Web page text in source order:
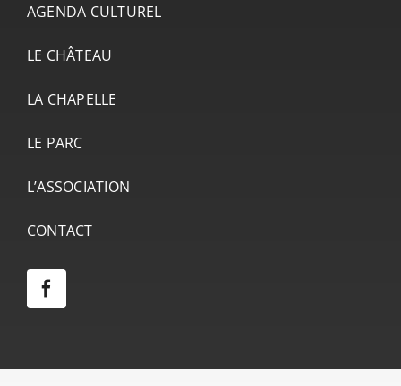
AGENDA CULTUREL
LE CHÂTEAU
LA CHAPELLE
LE PARC
L’ASSOCIATION
CONTACT